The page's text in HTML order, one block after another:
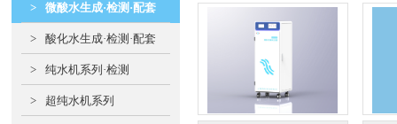
> 微酸水生成·检测·配套
> 酸化水生成·检测·配套
> 纯水机系列·检测
> 超纯水机系列